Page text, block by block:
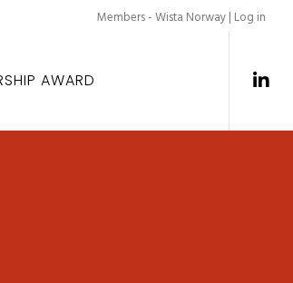
Members - Wista Norway | Log in
AWARD